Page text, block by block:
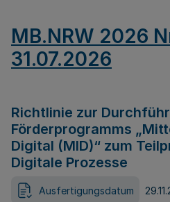
MB.NRW 2026
31.07.2026
Richtlinie zur
Förderprogramms
Digital (MID)“ zum
Digitale Prozesse
Ausfertigungsdatum